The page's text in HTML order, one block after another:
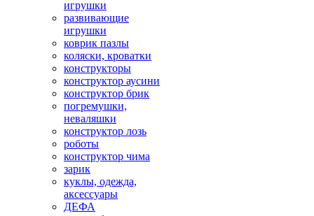
игрушки
развивающие
игрушки
коврик пазлы
коляски, кроватки
конструкторы
конструктор аусини
конструктор брик
погремушки,
неваляшки
конструктор лозь
роботы
конструктор чима
зарик
куклы, одежда,
аксессуары
ДЕФА